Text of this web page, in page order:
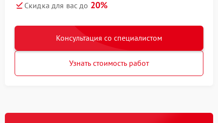
Скидка для вас до 20%
Консультация со специалистом
Узнать стоимость работ